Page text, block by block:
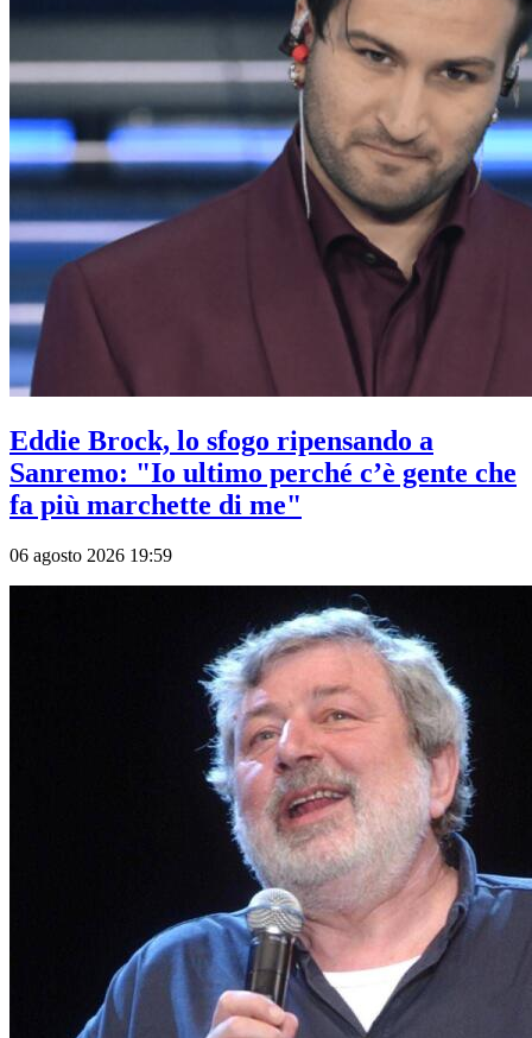
Eddie Brock, lo sfogo ripensando a
Sanremo: "Io ultimo perché c’è gente che
fa più marchette di me"
06 agosto 2026 19:59